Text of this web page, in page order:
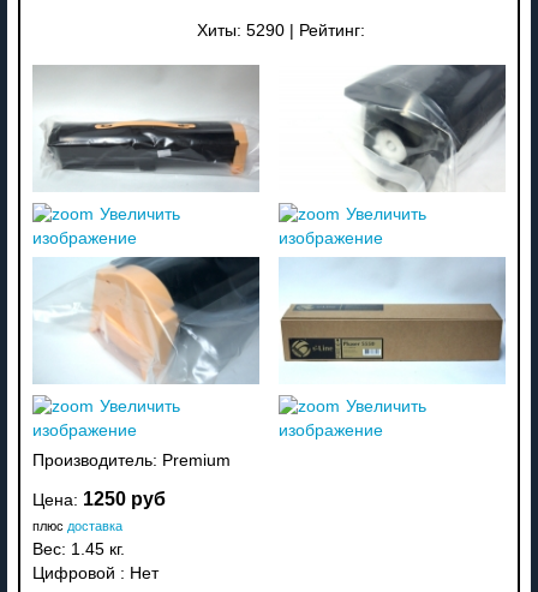
Хиты: 5290 Рейтинг:
Увеличить
изображение
Увеличить
изображение
Увеличить
изображение
Увеличить
изображение
Производитель: Premium
Цена: 1250 руб
плюс доставка
Вес: 1.45 кг.
Цифровой : Нет